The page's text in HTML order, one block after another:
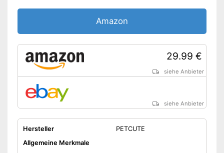
Amazon
29.99 €
siehe Anbieter
siehe Anbieter
Hersteller
PETCUTE
Allgemeine Merkmale